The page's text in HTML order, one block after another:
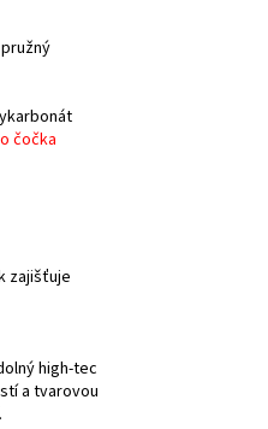
čočka
zajišťuje
high-tec
a tvarovou